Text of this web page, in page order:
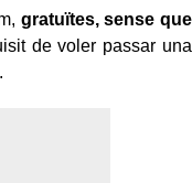
gratuïtes, sense que
de voler passar una